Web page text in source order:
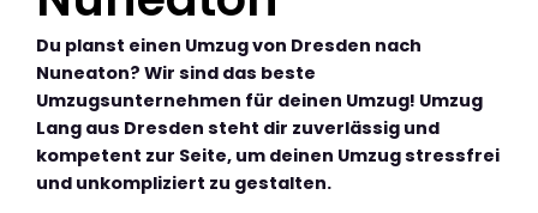
Du planst einen Umzug von Dresden nach
Nuneaton? Wir sind das beste
Umzugsunternehmen für deinen Umzug! Umzug
Lang aus Dresden steht dir zuverlässig und
kompetent zur Seite, um deinen Umzug stressfrei
und unkompliziert zu gestalten.